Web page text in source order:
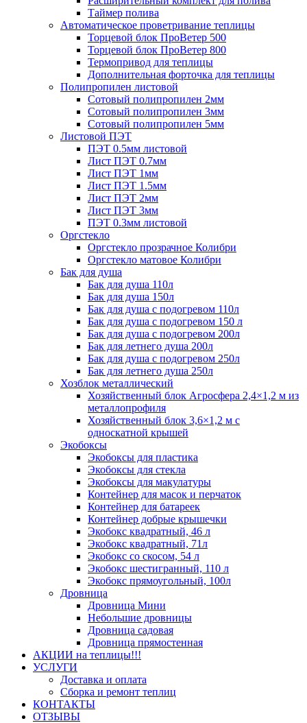
Таймер полива
Автоматическое проветривание теплицы
Торцевой блок ПроВетер 500
Торцевой блок ПроВетер 800
Термопривод для теплицы
Дополнительная форточка для теплицы
Полипропилен листовой
Сотовый полипропилен 2мм
Сотовый полипропилен 3мм
Сотовый полипропилен 5мм
Листовой ПЭТ
ПЭТ 0.5мм листовой
Лист ПЭТ 0.7мм
Лист ПЭТ 1мм
Лист ПЭТ 1.5мм
Лист ПЭТ 2мм
Лист ПЭТ 3мм
ПЭТ 0.3мм листовой
Оргстекло
Оргстекло прозрачное Колибри
Оргстекло матовое Колибри
Бак для душа
Бак для душа 110л
Бак для душа 150л
Бак для душа с подогревом 110л
Бак для душа с подогревом 150 л
Бак для душа с подогревом 200л
Бак для летнего душа 200л
Бак для душа с подогревом 250л
Бак для летнего душа 250л
Хозблок металлический
Хозяйственный блок Агросфера 2,4×1,2 м из
металлопрофиля
Хозяйственный блок 3,6×1,2 м с
односкатной крышей
Экобоксы
Экобоксы для пластика
Экобоксы для стекла
Экобоксы для макулатуры
Контейнер для масок и перчаток
Контейнер для батареек
Контейнер добрые крышечки
Экобокс квадратный, 46 л
Экобокс квадратный, 71л
Экобокс со скосом, 54 л
Экобокс шестигранный, 110 л
Экобокс прямоугольный, 100л
Дровница
Дровница Мини
Небольшие дровницы
Дровница садовая
Дровница прямостенная
АКЦИИ на теплицы!!!
УСЛУГИ
Доставка и оплата
Сборка и ремонт теплиц
КОНТАКТЫ
ОТЗЫВЫ